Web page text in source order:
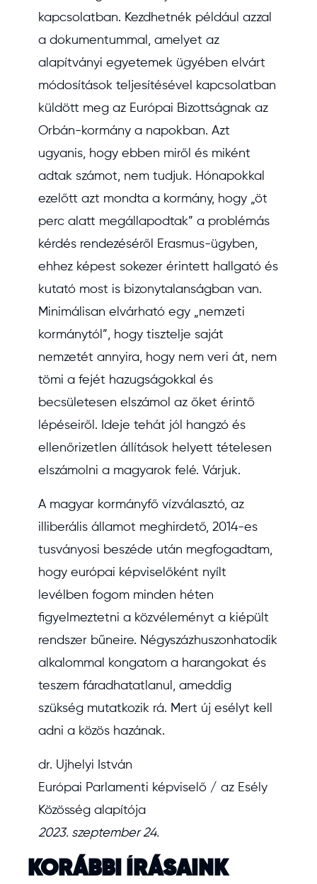
kapcsolatban. Kezdhetnék például azzal
a dokumentummal, amelyet az
alapítványi egyetemek ügyében elvárt
módosítások teljesítésével kapcsolatban
küldött meg az Európai Bizottságnak az
Orbán-kormány a napokban. Azt
ugyanis, hogy ebben miről és miként
adtak számot, nem tudjuk. Hónapokkal
ezelőtt azt mondta a kormány, hogy „öt
perc alatt megállapodtak” a problémás
kérdés rendezéséről Erasmus-ügyben,
ehhez képest sokezer érintett hallgató és
kutató most is bizonytalanságban van.
Minimálisan elvárható egy „nemzeti
kormánytól”, hogy tisztelje saját
nemzetét annyira, hogy nem veri át, nem
tömi a fejét hazugságokkal és
becsületesen elszámol az őket érintő
lépéseiről. Ideje tehát jól hangzó és
ellenőrizetlen állítások helyett tételesen
elszámolni a magyarok felé. Várjuk.
A magyar kormányfő vízválasztó, az
illiberális államot meghirdető, 2014-es
tusványosi beszéde után megfogadtam,
hogy európai képviselőként nyílt
levélben fogom minden héten
figyelmeztetni a közvéleményt a kiépült
rendszer bűneire. Négyszázhuszonhatodik
alkalommal kongatom a harangokat és
teszem fáradhatatlanul, ameddig
szükség mutatkozik rá. Mert új esélyt kell
adni a közös hazának.
dr. Ujhelyi István
Európai Parlamenti képviselő / az Esély
Közösség alapítója
2023. szeptember 24.
KORÁBBI ÍRÁSAINK